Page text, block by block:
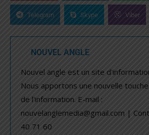
Telegram Skype Viber
NOUVEL ANGLE
Nouvel angle est un site
Nous apportons une nouvelle
de l'information. E-mail :
nouvelanglemedia@gmail.com |
40 71 60